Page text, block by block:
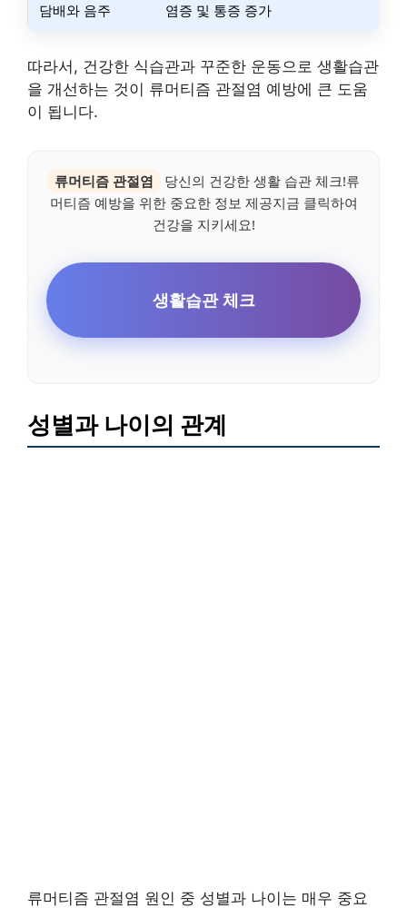
담배와 음주 염증 및 통증 증가
따라서, 건강한 식습관과 꾸준한 운동으로 생활습관
을 개선하는 것이 류머티즘 관절염 예방에 큰 도움
이 됩니다.
류머티즘 관절염
당신의 건강한 생활 습관 체크!류
머티즘 예방을 위한 중요한 정보 제공지금 클릭하여
건강을 지키세요!
생활습관 체크
성별과 나이의 관계
류머티즘 관절염 원인 중 성별과 나이는 매우 중요